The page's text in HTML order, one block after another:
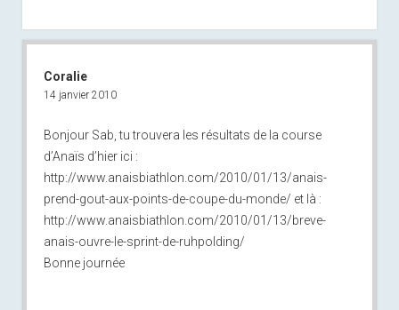
Coralie
14 janvier 2010
Bonjour Sab, tu trouvera les résultats de la course
d’Anaïs d’hier ici :
http://www.anaisbiathlon.com/2010/01/13/anais-
prend-gout-aux-points-de-coupe-du-monde/ et là :
http://www.anaisbiathlon.com/2010/01/13/breve-
anais-ouvre-le-sprint-de-ruhpolding/
Bonne journée